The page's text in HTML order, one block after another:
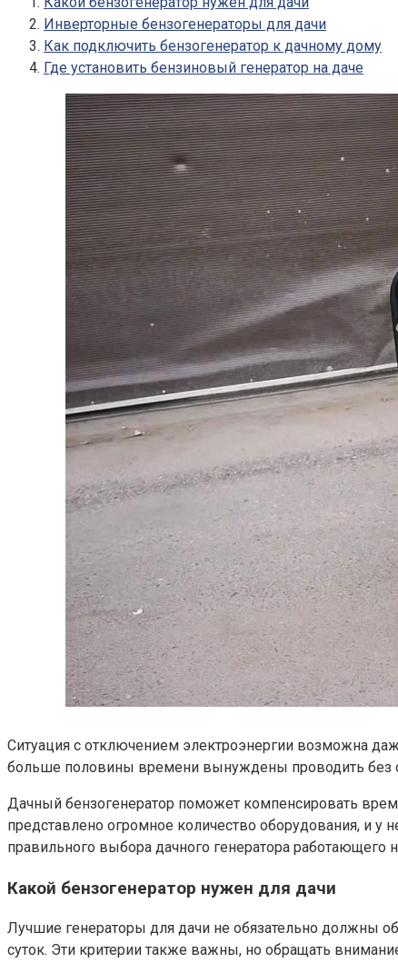
Инверторные бензогенераторы для дачи
Как подключить бензогенератор к дачному дому
Где установить бензиновый генератор на даче
Ситуация с отключением электроэнергии возможна
больше половины времени вынуждены проводить без
Дачный бензогенератор поможет компенсировать
представлено огромное количество оборудования, и у
правильного выбора дачного генератора работающего
Какой бензогенератор нужен для дачи
Лучшие генераторы для дачи не обязательно должны
суток. Эти критерии также важны, но обращать